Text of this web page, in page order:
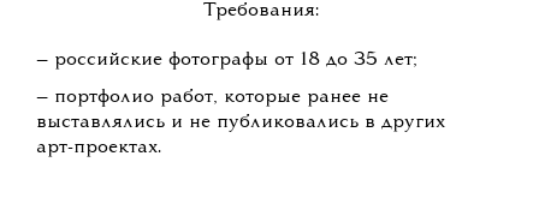
Требования:
— российские фотографы от 18 до 35 лет;
— портфолио работ, которые ранее не
выставлялись и не публиковались в других
арт-проектах.